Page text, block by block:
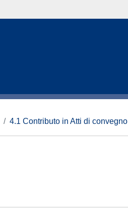
4.1 Contributo in Atti di convegno